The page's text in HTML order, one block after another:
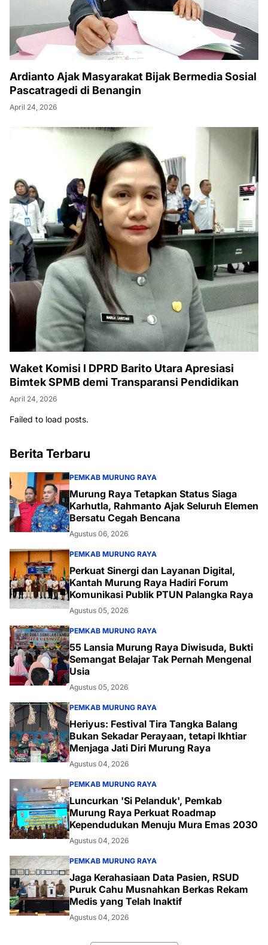
Ardianto Ajak Masyarakat Bijak Bermedia Sosial
Pascatragedi di Benangin
April 24, 2026
Waket Komisi I DPRD Barito Utara Apresiasi
Bimtek SPMB demi Transparansi Pendidikan
April 24, 2026
Failed to load posts.
Berita Terbaru
PEMKAB MURUNG RAYA
Murung Raya Tetapkan Status Siaga
Karhutla, Rahmanto Ajak Seluruh Elemen
Bersatu Cegah Bencana
Agustus 06, 2026
PEMKAB MURUNG RAYA
Perkuat Sinergi dan Layanan Digital,
Kantah Murung Raya Hadiri Forum
Komunikasi Publik PTUN Palangka Raya
Agustus 05, 2026
PEMKAB MURUNG RAYA
55 Lansia Murung Raya Diwisuda, Bukti
Semangat Belajar Tak Pernah Mengenal
Usia
Agustus 05, 2026
PEMKAB MURUNG RAYA
Heriyus: Festival Tira Tangka Balang
Bukan Sekadar Perayaan, tetapi Ikhtiar
Menjaga Jati Diri Murung Raya
Agustus 04, 2026
PEMKAB MURUNG RAYA
Luncurkan 'Si Pelanduk', Pemkab
Murung Raya Perkuat Roadmap
Kependudukan Menuju Mura Emas 2030
Agustus 04, 2026
PEMKAB MURUNG RAYA
Jaga Kerahasiaan Data Pasien, RSUD
Puruk Cahu Musnahkan Berkas Rekam
Medis yang Telah Inaktif
Agustus 04, 2026